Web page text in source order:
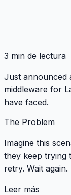
3 min de lectura
Just announced
middleware for
have faced.
The Problem
Imagine this
they keep trying
retry. Wait
Leer más